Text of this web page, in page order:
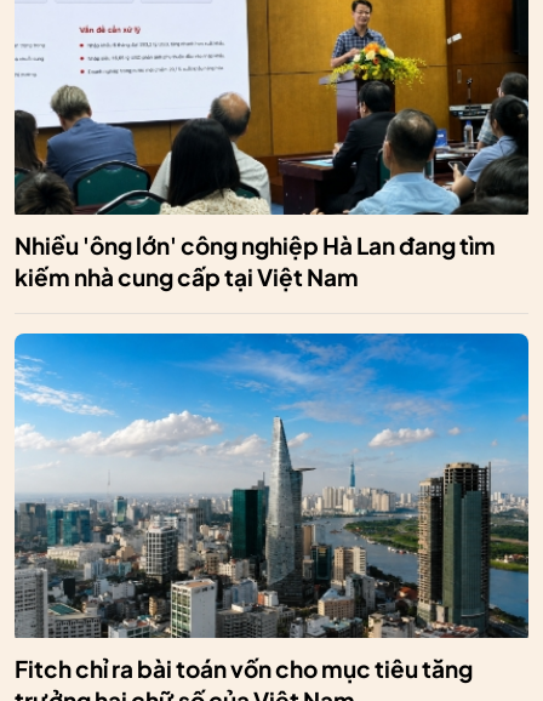
Nhiều 'ông lớn' công nghiệp Hà Lan đang tìm
kiếm nhà cung cấp tại Việt Nam
Fitch chỉ ra bài toán vốn cho mục tiêu tăng